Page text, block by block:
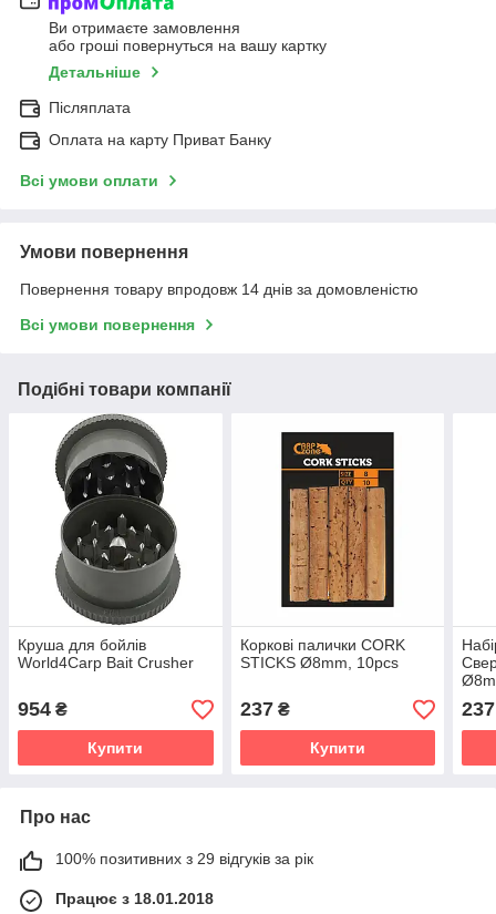
Ви отримаєте замовлення
або гроші повернуться на вашу картку
Детальніше
Післяплата
Оплата на карту Приват Банку
Всі умови оплати
Умови повернення
Повернення товару впродовж 14 днів за домовленістю
Всі умови повернення
Подібні товари компанії
Круша для бойлів
World4Carp Bait Crusher
954 ₴
Купити
Коркові палички CORK
STICKS Ø8mm, 10pcs
237₴
Купити
237
Про нас
100% позитивних з 29 відгуків за рік
Працює з 18.01.2018